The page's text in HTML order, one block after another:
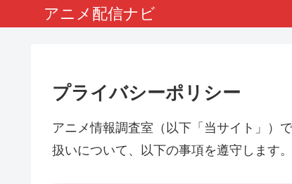
アニメ配信ナビ
プライバシーポリシー
アニメ情報調査室（以下「当サイト」）
扱いについて、以下の事項を遵守します。